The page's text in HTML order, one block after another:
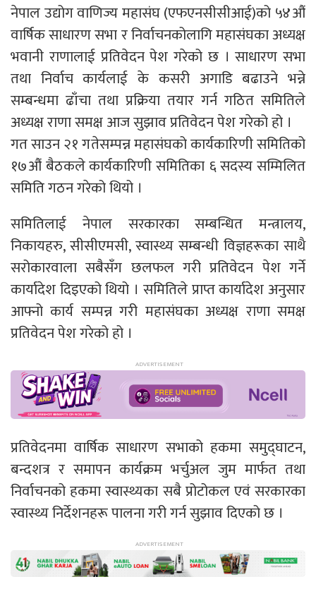
नेपाल उद्योग वाणिज्य महासंघ (एफएनसीसीआई)को ५४औं
वार्षिक साधारण सभा र निर्वाचनकोलागि महासंघका अध्यक्ष
भवानी राणालाई प्रतिवेदन पेश गरेको छ । साधारण सभा
तथा निर्वाच कार्यलाई के कसरी अगाडि बढाउने भन्ने
सम्बन्धमा ढाँचा तथा प्रक्रिया तयार गर्न गठित समितिले
अध्यक्ष राणा समक्ष आज सुझाव प्रतिवेदन पेश गरेको हो ।
गत साउन २१ गतेसम्पन्न महासंघको कार्यकारिणी समितिको
१७औं बैठकले कार्यकारिणी समितिका ६ सदस्य सम्मिलित
समिति गठन गरेको थियो ।
समितिलाई नेपाल सरकारका सम्बन्धित मन्त्रालय,
निकायहरु, सीसीएमसी, स्वास्थ्य सम्बन्धी विज्ञहरूका साथै
सरोकारवाला सबैसँग छलफल गरी प्रतिवेदन पेश गर्ने
कार्यादेश दिइएको थियो । समितिले प्राप्त कार्यादेश अनुसार
आफ्नो कार्य सम्पन्न गरी महासंघका अध्यक्ष राणा समक्ष
प्रतिवेदन पेश गरेको हो ।
प्रतिवेदनमा वार्षिक साधारण सभाको हकमा समुद्घाटन,
बन्दशत्र र समापन कार्यक्रम भर्चुअल जुम मार्फत तथा
निर्वाचनको हकमा स्वास्थ्यका सबै प्रोटोकल एवं सरकारका
स्वास्थ्य निर्देशनहरू पालना गरी गर्न सुझाव दिएको छ ।